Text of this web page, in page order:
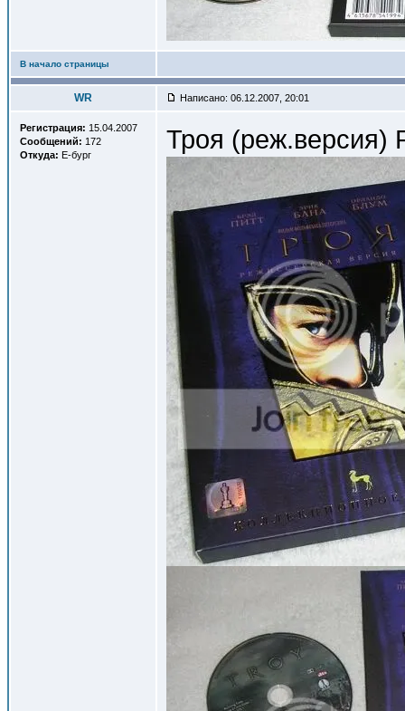
В начало страницы
WR Написано: 06.12.2007, 20:01
Регистрация: 15.04.2007
Сообщений: 172
Откуда: Е-бург
Троя (реж.версия)